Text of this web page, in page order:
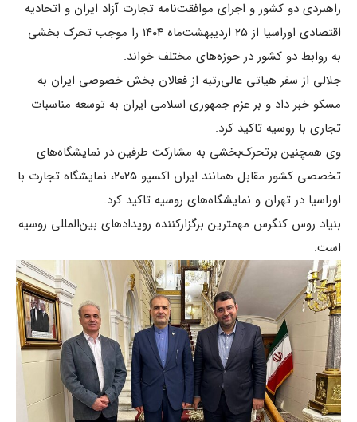
راهبردی دو کشور و اجرای موافقت‌نامه تجارت آزاد ایران و اتحادیه
اقتصادی اوراسیا از ۲۵ اردیبهشت‌ماه ۱۴۰۴ را موجب تحرک بخشی
به روابط دو کشور در حوزه‌های مختلف خواند.
جلالی از سفر هیاتی عالی‌رتبه از فعالان بخش خصوصی ایران به
مسکو خبر داد و بر عزم جمهوری اسلامی ایران به توسعه مناسبات
تجاری با روسیه تاکید کرد.
وی همچنین برتحرک‌بخشی به مشارکت طرفین در نمایشگاه‌های
تخصصی کشور مقابل همانند ایران اکسپو ۲۰۲۵، نمایشگاه تجارت با
اوراسیا در تهران و نمایشگاه‌های روسیه تاکید کرد.
بنیاد روس کنگرس مهمترین برگزارکننده رویدادهای بین‌المللی روسیه
است.